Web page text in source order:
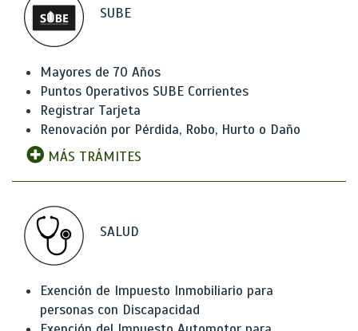
SUBE
Mayores de 70 Años
Puntos Operativos SUBE Corrientes
Registrar Tarjeta
Renovación por Pérdida, Robo, Hurto o Daño
MÁS TRÁMITES
SALUD
Exención de Impuesto Inmobiliario para
personas con Discapacidad